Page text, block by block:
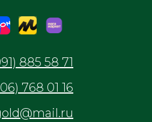
885 58 71
768 01 16